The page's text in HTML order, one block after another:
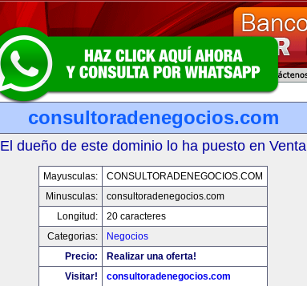
consultoradenegocios.com
El dueño de este dominio lo ha puesto en Venta
Mayusculas:
CONSULTORADENEGOCIOS.COM
Minusculas:
consultoradenegocios.com
Longitud:
20 caracteres
Categorias:
Negocios
Precio:
Realizar una oferta!
Visitar!
consultoradenegocios.com